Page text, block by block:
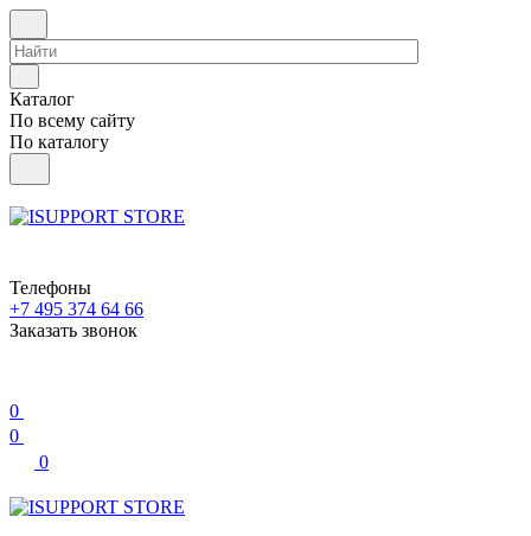
Каталог
По всему сайту
По каталогу
Телефоны
+7 495 374 64 66
Заказать звонок
0
0
0